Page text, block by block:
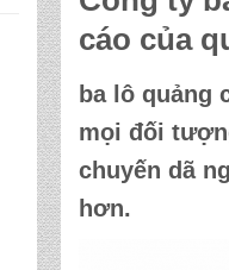
cáo của
ba lô quảng
mọi đối
chuyến dã
hơn.